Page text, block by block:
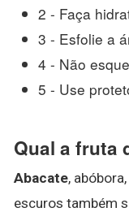
2 - Faça
3 - Esfolie a
4 - Não
5 - Use
Qual a fruta
Abacate,
escuros também